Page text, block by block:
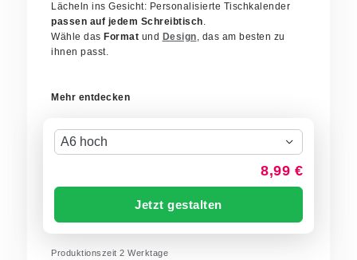
Lächeln ins Gesicht: Personalisierte Tischkalender
passen auf jedem Schreibtisch.
Wähle das Format und Design, das am besten zu
ihnen passt.
Mehr entdecken
A6 hoch
8,99 €
Jetzt gestalten
Produktionszeit 2 Werktage